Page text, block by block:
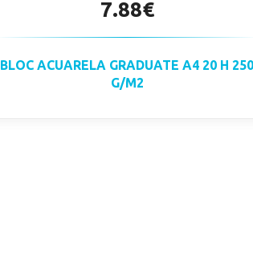
7.88€
BLOC ACUARELA GRADUATE A4 20 H 250
G/M2